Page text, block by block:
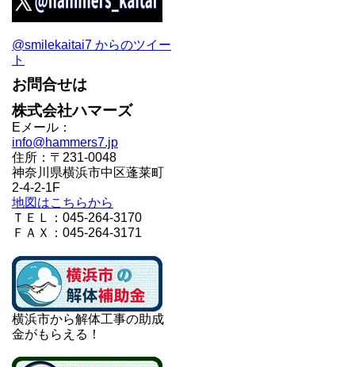
@smilekaitai7 からのツイー
ト
お問合せは
株式会社ハマーズ
Eメール：
info@hammers7.jp
住所：〒231-0048
神奈川県横浜市中区蓬莱町
2-4-2-1F
地図はこちらから
ＴＥＬ：045-264-3170
ＦＡＸ：045-264-3171
横浜市から解体工事の助成
金がもらえる！